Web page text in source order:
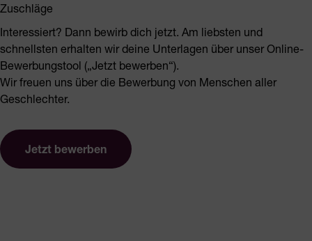
Zuschläge
Interessiert? Dann bewirb dich jetzt. Am liebsten und
schnellsten erhalten wir deine Unterlagen über unser Online-
Bewerbungstool („Jetzt bewerben“).
Wir freuen uns über die Bewerbung von Menschen aller
Geschlechter.
Jetzt bewerben